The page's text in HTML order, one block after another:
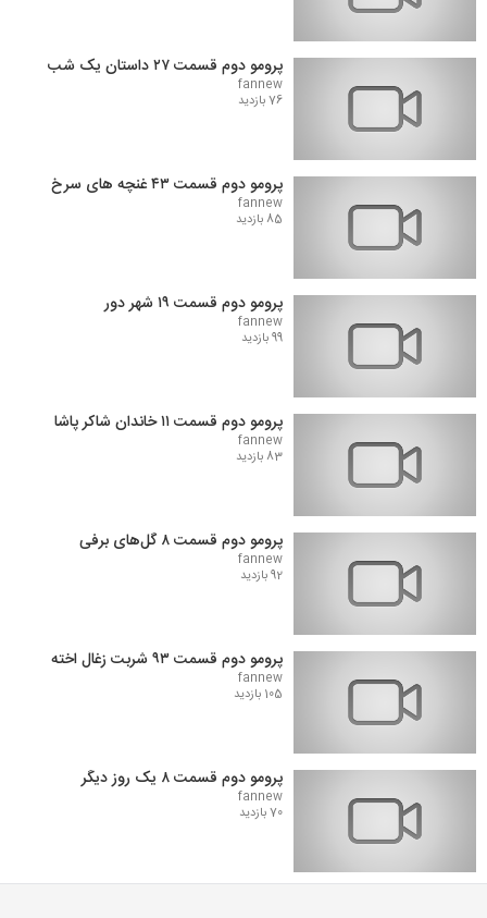
پرومو دوم قسمت ۲۷ داستان یک شب
fannew
76 بازدید
پرومو دوم قسمت ۴۳ غنچه های سرخ
fannew
85 بازدید
پرومو دوم قسمت ۱۹ شهر دور
fannew
99 بازدید
پرومو دوم قسمت ۱۱ خاندان شاکر پاشا
fannew
83 بازدید
پرومو دوم قسمت ۸ گل‌های برفی
fannew
92 بازدید
پرومو دوم قسمت ۹۳ شربت زغال اخته
fannew
105 بازدید
پرومو دوم قسمت ۸ یک روز دیگر
fannew
70 بازدید